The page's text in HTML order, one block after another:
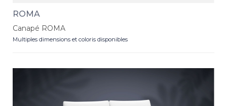
ROMA
Canapé ROMA
Multiples dimensions et coloris disponibles